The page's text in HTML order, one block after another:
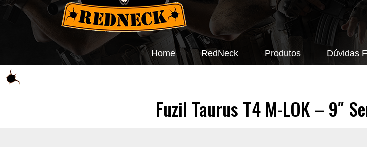
Home RedNeck Produtos Dúvidas
Fuzil Taurus T4 M-LOK – 9″